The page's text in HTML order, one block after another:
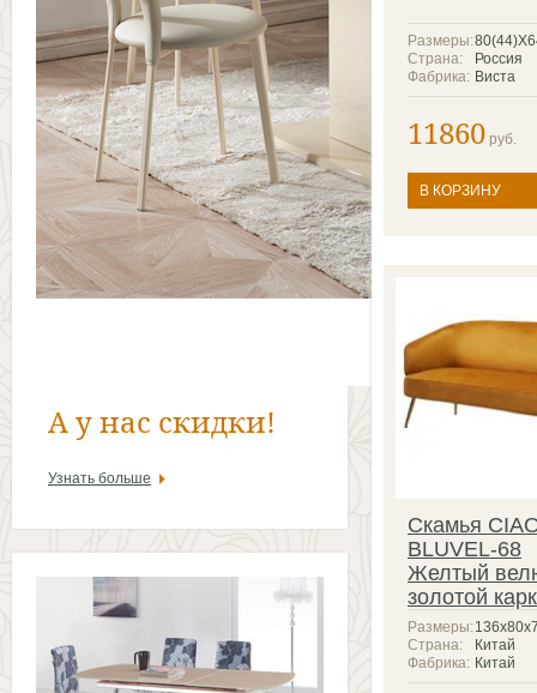
А у нас скидки!
Узнать больше
Размеры:
Россия
Страна:
Виста
Фабрика:
11860 руб.
В КОРЗИНУ
Скамья
BLUVEL-68
Желтый
золотой
Размеры:
Китай
Страна:
Китай
Фабрика: